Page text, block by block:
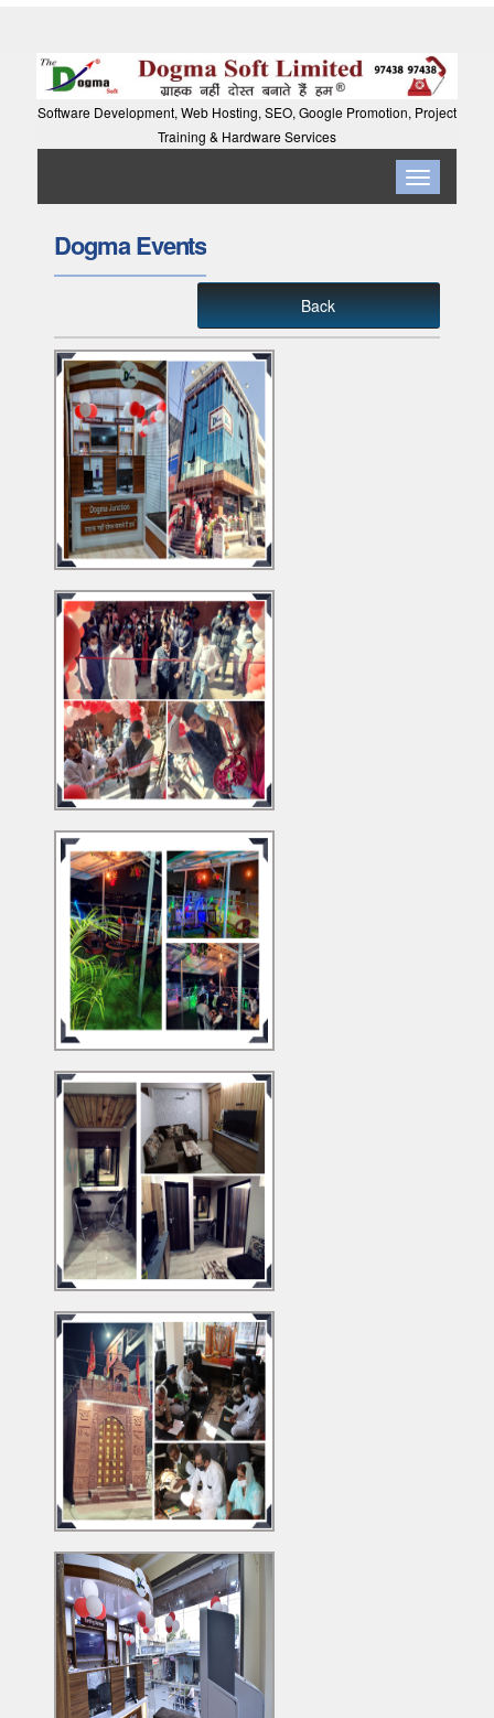
Software Development, Web Hosting, SEO, Google Promotion, Project
Training & Hardware Services
Toggle
navigation
Dogma Events
Back